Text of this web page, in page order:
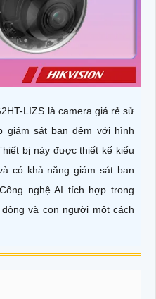
LIZS là camera giá rẻ sử
giám sát ban đêm với hình
bị này được thiết kế kiểu
có khả năng giám sát ban
nghệ AI tích hợp trong
và con người một cách